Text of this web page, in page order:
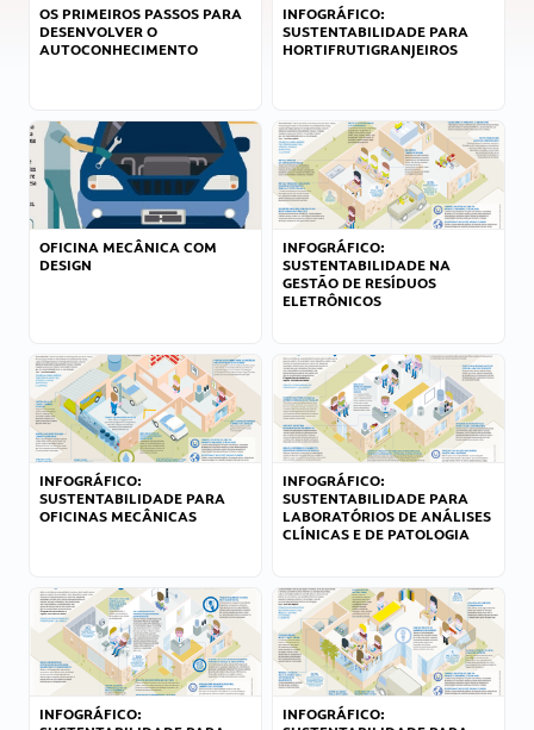
OS PRIMEIROS PASSOS PARA
DESENVOLVER O
AUTOCONHECIMENTO
INFOGRÁFICO:
SUSTENTABILIDADE PARA
HORTIFRUTIGRANJEIROS
OFICINA MECÂNICA COM
DESIGN
INFOGRÁFICO:
SUSTENTABILIDADE NA
GESTÃO DE RESÍDUOS
ELETRÔNICOS
INFOGRÁFICO:
SUSTENTABILIDADE PARA
OFICINAS MECÂNICAS
INFOGRÁFICO:
SUSTENTABILIDADE PARA
LABORATÓRIOS DE ANÁLISES
CLÍNICAS E DE PATOLOGIA
INFOGRÁFICO:
INFOGRÁFICO: